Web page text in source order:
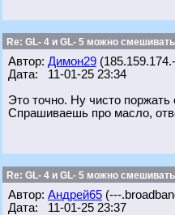
Re: GL- 4 и GL- 5 можно
Автор: Димон29
Дата: 11-01-25 23:34
Это точно. Ну чисто поржать
Спрашиваешь про масло,
Re: GL- 4 и GL- 5 можно
Автор: Андрей65 (---
Дата: 11-01-25 23:37